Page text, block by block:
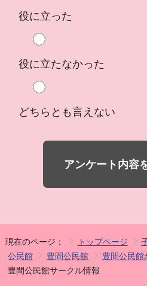
役に立った
役に立たなかった
どちらとも言えない
アンケート内容
現在のページ： トップページ
公民館
豊間公民館
豊間公民館
豊間公民館サークル情報